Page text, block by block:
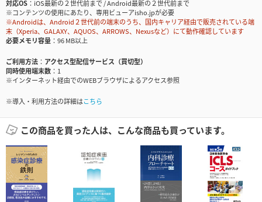
対応OS
iOS最新の２世代前まで / Android最新の２世代前まで
※コンテンツの使用にあたり、専用ビューアisho.jpが必要
※Androidは、Android２世代前の端末のうち、国内キャリア経由で販売されている端
末（Xperia、GALAXY、AQUOS、ARROWS、Nexusなど）にて動作確認しています
必要メモリ容量
96 MB以上
ご利用方法
アクセス型配信サービス（買切型）
同時使用端末数
1
※インターネット経由でのWEBブラウザによるアクセス参照
※導入・利用方法の詳細はこちら
この商品を買った人は、こんな商品も買っています。